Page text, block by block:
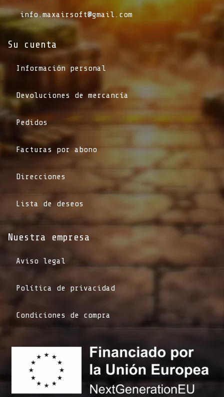
info.maxairsoft@gmail.com
Su cuenta
Información personal
Devoluciones de mercancía
Pedidos
Facturas por abono
Direcciones
Lista de deseos
Nuestra empresa
Aviso legal
Política de privacidad
Condiciones de compra